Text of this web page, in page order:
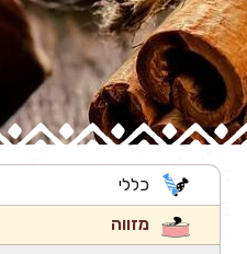
כללי
מזווה